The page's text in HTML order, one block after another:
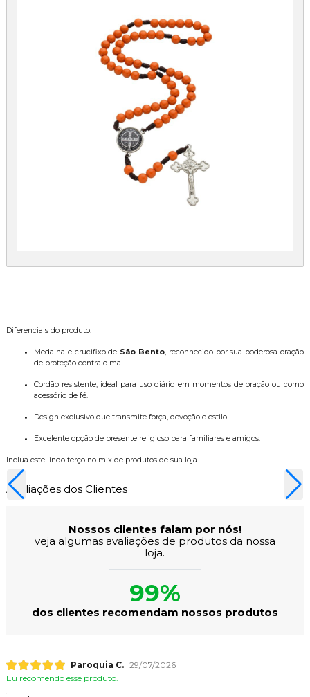
Diferenciais do produto:
Medalha e crucifixo de São Bento, reconhecido por sua poderosa oração
de proteção contra o mal.
Cordão resistente, ideal para uso diário em momentos de oração ou como
acessório de fé.
Design exclusivo que transmite força, devoção e estilo.
Excelente opção de presente religioso para familiares e amigos.
Inclua este lindo terço no mix de produtos de sua loja
Avaliações dos Clientes
Nossos clientes falam por nós!
veja algumas avaliações de produtos da nossa
loja.
99%
dos clientes recomendam nossos produtos
Paroquia C. 29/07/2026
Eu recomendo esse produto.